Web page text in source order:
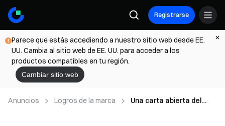
Registrarse
Parece que estás accediendo a nuestro sitio web desde EE.
UU. Cambia al sitio web de EE. UU. para acceder a los
productos compatibles en tu región.
Cambiar sitio web
Anuncios Logros de la marca
Una carta abierta del